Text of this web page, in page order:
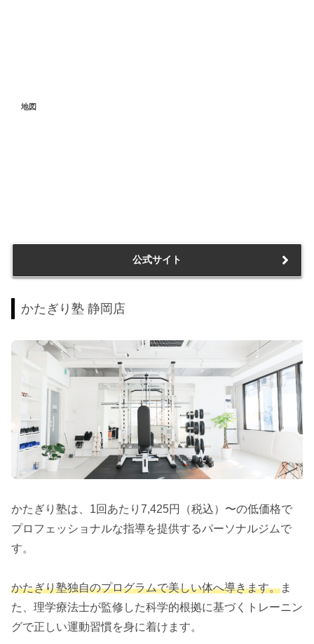
地図
公式サイト
かたぎり塾 静岡店
かたぎり塾は、1回あたり7,425円（税込）〜の低価格で
プロフェッショナルな指導を提供するパーソナルジムで
す。
かたぎり塾独自のプログラムで美しい体へ導きます。ま
た、理学療法士が監修した科学的根拠に基づくトレーニン
グで正しい運動習慣を身に着けます。